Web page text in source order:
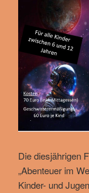
Die diesjährigen
„Abenteuer im
Kinder- und